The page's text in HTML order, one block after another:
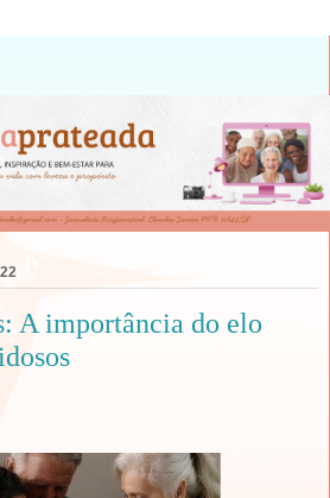
A importância do elo